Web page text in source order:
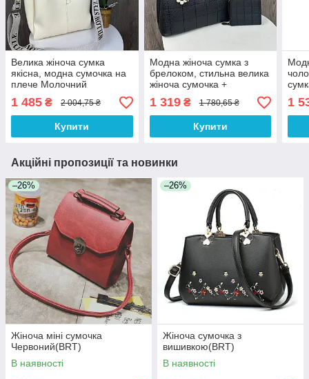
Велика жіноча сумка
якісна, модна сумочка на
плече Молочний
1 485 ₴ 2 004,75 ₴
Купити
Модна жіноча сумка з
брелоком, стильна велика
жіноча сумочка +
гаманець жіночий
1 319₴ 1 780,65 ₴
Купити
1
Акційні пропозиції та новинки
–26%
Жіноча міні сумочка
Червоний(BRT)
В наявності
–26%
Жіноча сумочка з
вишивкою(BRT)
В наявності